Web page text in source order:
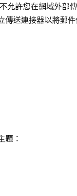
許您在網域外部
送連接器以將郵
題：